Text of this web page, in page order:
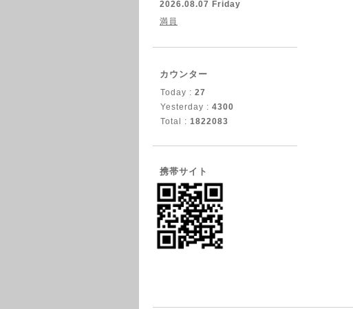
2026.08.07 Friday
満員
カウンター
Today : 27
Yesterday : 4300
Total : 1822083
携帯サイト